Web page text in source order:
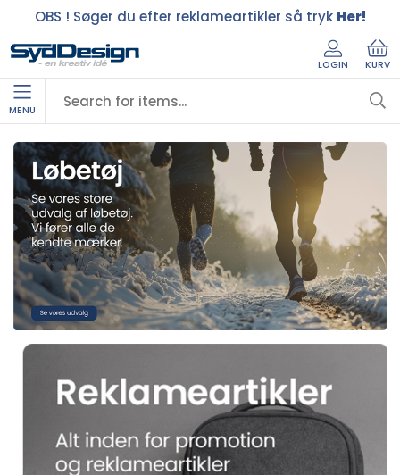
OBS ! Søger du efter reklameartikler så tryk Her!
LOGIN KURV
MENU